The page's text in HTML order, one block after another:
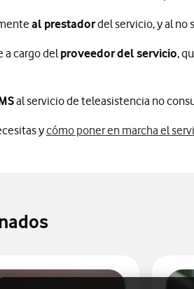
al prestadordel servicio, y al no
a cargo delproveedor del servicio,
al servicio de teleasistencia no
ycómo poner en marcha el